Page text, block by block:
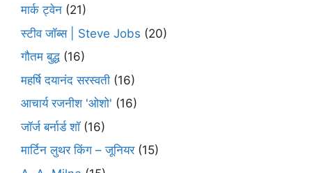
मार्क ट्वेन (21)
स्टीव जॉब्स | Steve Jobs (20)
गौतम बुद्ध (16)
महर्षि दयानंद सरस्वती (16)
आचार्य रजनीश 'ओशो' (16)
जॉर्ज बर्नार्ड शॉ(16)
मार्टिन लुथर किंग – जूनियर(15)